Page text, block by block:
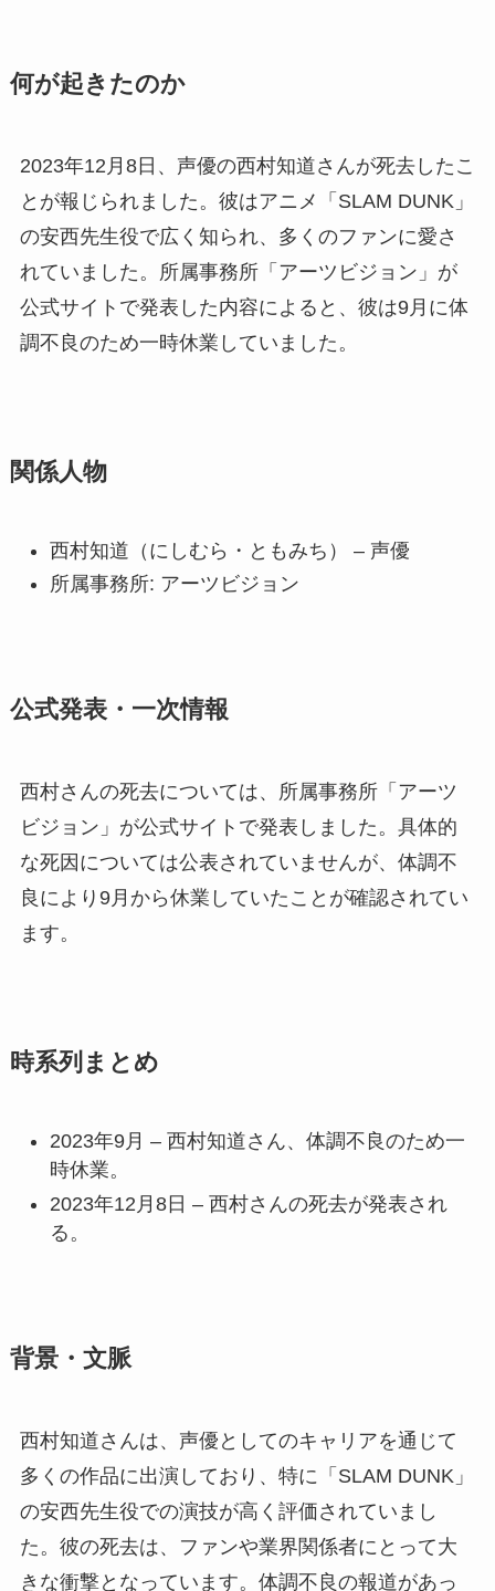
何が起きたのか
2023年12月8日、声優の西村知道さんが死去したこ
とが報じられました。彼はアニメ「SLAM DUNK」
の安西先生役で広く知られ、多くのファンに愛さ
れていました。所属事務所「アーツビジョン」が
公式サイトで発表した内容によると、彼は9月に体
調不良のため一時休業していました。
関係人物
西村知道（にしむら・ともみち） – 声優
所属事務所: アーツビジョン
公式発表・一次情報
西村さんの死去については、所属事務所「アーツ
ビジョン」が公式サイトで発表しました。具体的
な死因については公表されていませんが、体調不
良により9月から休業していたことが確認されてい
ます。
時系列まとめ
2023年9月 – 西村知道さん、体調不良のため一
時休業。
2023年12月8日 – 西村さんの死去が発表され
る。
背景・文脈
西村知道さんは、声優としてのキャリアを通じて
多くの作品に出演しており、特に「SLAM DUNK」
の安西先生役での演技が高く評価されていまし
た。彼の死去は、ファンや業界関係者にとって大
きな衝撃となっています。体調不良の報道があっ